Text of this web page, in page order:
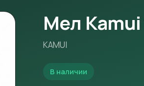
Мел Kamui
KAMUI
В наличии